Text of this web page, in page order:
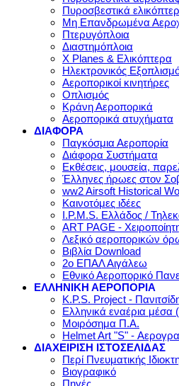
Πυροσβεστικά
Μη Επανδρωμένα
Πτερυγόπλοια
Διαστημόπλοια
X Planes & Ελικόπτερα
Ηλεκτρονικός
Αεροπορικοί κινητήρες
Οπλισμός
Κράνη Αεροπορικά
Αεροπορικά ατυχήματα
ΔΙΑΦΟΡΑ
Παγκόσμια Αεροπορία
Διάφορα Συστήματα
Εκθέσεις, μουσεία,
Έλληνες ήρωες στον
ww2 Airsoft Historical
Καινοτόμες ιδέες
I.P.M.S. Ελλάδος /
ART PAGE -
Λεξικό αεροπορικών
Βιβλία Download
2ο ΕΠΑΛ Αιγάλεω
Εθνικό Αεροπορικό
ΕΛΛΗΝΙΚΗ ΑΕΡΟΠΟΡΙΑ
K.P.S. Project -
Ελληνικά εναέρια μέσα
Μοιρόσημα Π.Α.
Helmet Art "S" -
ΔΙΑΧΕΙΡΙΣΗ ΙΣΤΟΣΕΛΙΔΑΣ
Περί Πνευματικής
Βιογραφικό